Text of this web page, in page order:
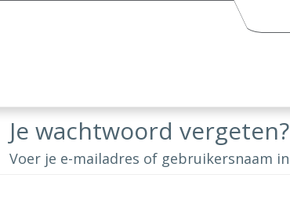
Je wachtwoord vergeten?
Voer je e-mailadres of gebruikersnaam in